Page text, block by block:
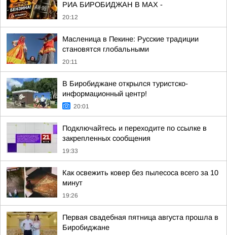
РИА БИРОБИДЖАН В МАХ -
20:12
Масленица в Пекине: Русские традиции
становятся глобальными
20:11
В Биробиджане открылся туристско-
информационный центр!
20:01
Подключайтесь и переходите по ссылке в
закрепленных сообщения
19:33
Как освежить ковер без пылесоса всего за 10
минут
19:26
Первая свадебная пятница августа прошла в
Биробиджане